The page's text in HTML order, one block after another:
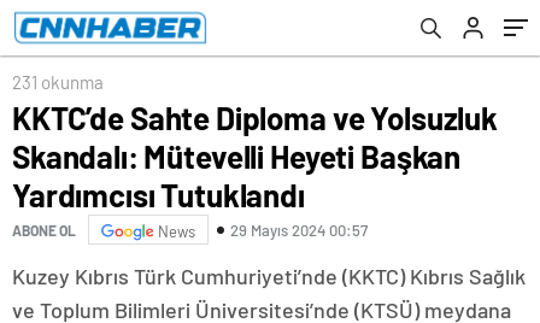
Yardımcısı Tutuklandı
231 okunma
KKTC’de Sahte Diploma ve Yolsuzluk
Skandalı: Mütevelli Heyeti Başkan
Yardımcısı Tutuklandı
ABONE OL News 29 Mayıs 2024 00:57
Kuzey Kıbrıs Türk Cumhuriyeti’nde (KKTC) Kıbrıs Sağlık
ve Toplum Bilimleri Üniversitesi’nde (KTSÜ) meydana